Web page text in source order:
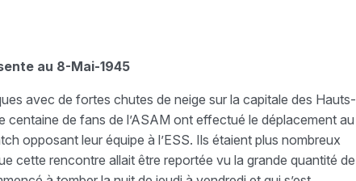
au 8-Mai-1945
avec de fortes chutes de neige sur la capitale des Hauts-
centaine de fans de l’ASAM ont effectué le déplacement au
opposant leur équipe à l’ESS. Ils étaient plus nombreux
cette rencontre allait être reportée vu la grande quantité de